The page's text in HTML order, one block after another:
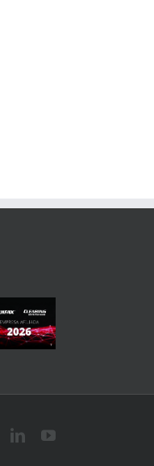
Facebook
LinkedinYouTube